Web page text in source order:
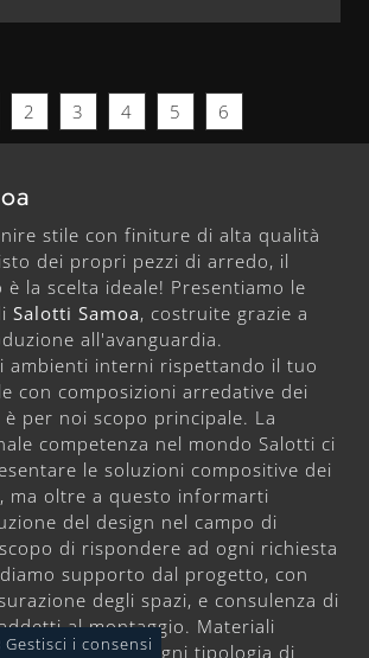
2 3 4 5 6
stile con finiture di alta qualità
dei propri pezzi di arredo, il
la scelta ideale! Presentiamo le
Salotti Samoa, costruite grazie a
all'avanguardia.
ambienti interni rispettando il tuo
con composizioni arredative dei
per noi scopo principale. La
competenza nel mondo Salotti ci
le soluzioni compositive dei
ma oltre a questo informarti
del design nel campo di
di rispondere ad ogni richiesta
supporto dal progetto, con
degli spazi, e consulenza di
al montaggio. Materiali
alla moda e ogni tipologia di
Gestisci i consensi